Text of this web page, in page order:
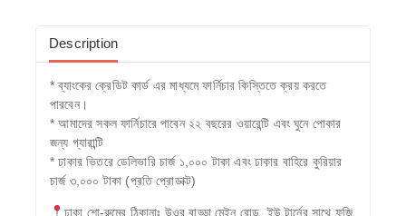
Description
* ব্যাংকের ক্রেডিট কার্ড এর মাধ্যমে ফার্নিচার কিস্তিতে ক্রয় করতে
পারবেন।
* আমাদের সকল ফার্নিচারে পাবেন ২২ বছরের ওয়ারেন্টি এবং ঘুনে পোকার
জন্য গ্যারান্টি
* ঢাকার ভিতরে ডেলিভারি চার্জ ১,০০০ টাকা এবং ঢাকার বাহিরে কুরিয়ার
চার্জ ৩,০০০ টাকা (প্রতি প্রোডাক্ট)
ঢাকা শো-রুমের ঠিকানাঃ উওর বাড্ডা মেইন রোড, ইউ টার্নের সাথে ফুজি